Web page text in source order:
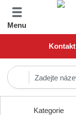
Menu
Kontakt
Kategorie